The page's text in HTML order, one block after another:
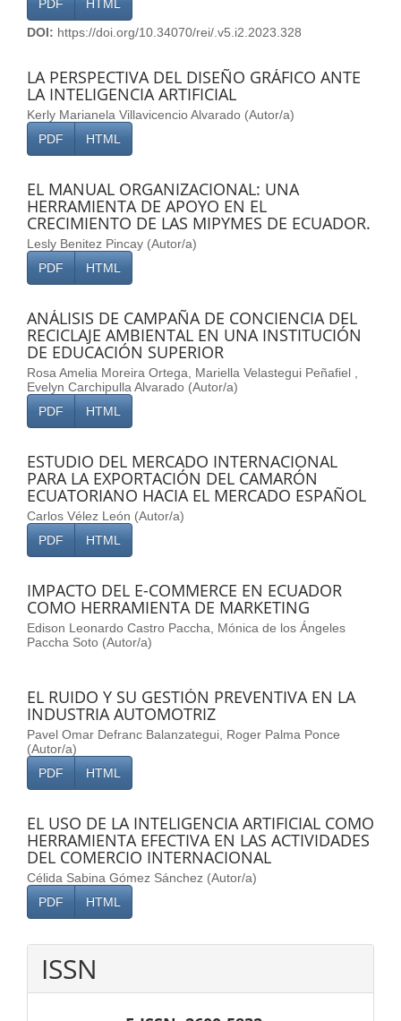
PDF
HTML
DOI: https://doi.org/10.34070/rei/.v5.i2.2023.328
LA PERSPECTIVA DEL DISEÑO GRÁFICO ANTE
LA INTELIGENCIA ARTIFICIAL
Kerly Marianela Villavicencio Alvarado (Autor/a)
PDF
HTML
EL MANUAL ORGANIZACIONAL: UNA
HERRAMIENTA DE APOYO EN EL
CRECIMIENTO DE LAS MIPYMES DE ECUADOR.
Lesly Benitez Pincay (Autor/a)
PDF
HTML
ANÁLISIS DE CAMPAÑA DE CONCIENCIA DEL
RECICLAJE AMBIENTAL EN UNA INSTITUCIÓN
DE EDUCACIÓN SUPERIOR
Rosa Amelia Moreira Ortega, Mariella Velastegui Peñafiel ,
Evelyn Carchipulla Alvarado (Autor/a)
PDF
HTML
ESTUDIO DEL MERCADO INTERNACIONAL
PARA LA EXPORTACIÓN DEL CAMARÓN
ECUATORIANO HACIA EL MERCADO ESPAÑOL
Carlos Vélez León (Autor/a)
PDF
HTML
IMPACTO DEL E-COMMERCE EN ECUADOR
COMO HERRAMIENTA DE MARKETING
Edison Leonardo Castro Paccha, Mónica de los Ángeles
Paccha Soto (Autor/a)
EL RUIDO Y SU GESTIÓN PREVENTIVA EN LA
INDUSTRIA AUTOMOTRIZ
Pavel Omar Defranc Balanzategui, Roger Palma Ponce
(Autor/a)
PDF
HTML
EL USO DE LA INTELIGENCIA ARTIFICIAL COMO
HERRAMIENTA EFECTIVA EN LAS ACTIVIDADES
DEL COMERCIO INTERNACIONAL
Célida Sabina Gómez Sánchez (Autor/a)
PDF
HTML
ISSN